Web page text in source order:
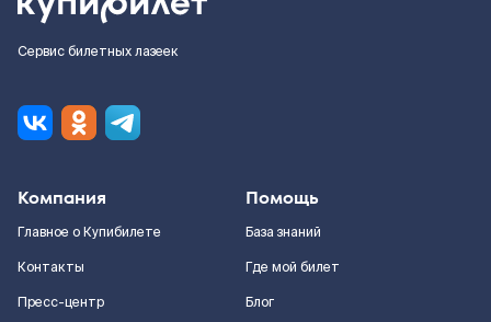
Сервис билетных лазеек
Компания
Главное о Купибилете
Контакты
Пресс-центр
Помощь
База знаний
Где мой билет
Блог